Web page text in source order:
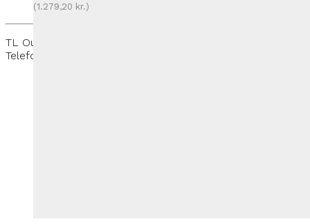
(1.279,20 kr.)
TL Outdoor - Rantzausmindevej 109, 5700 Svendborg -
Telefon: